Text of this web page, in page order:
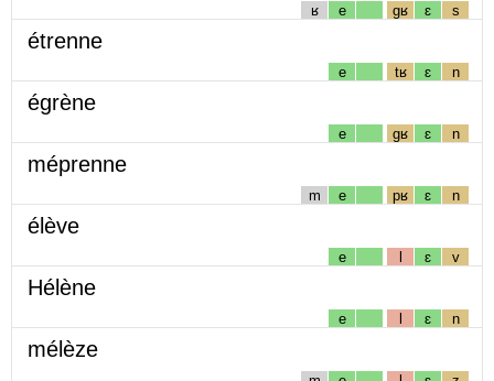
ʁ e gʁ ɛ s
étrenne
e tʁ ɛ n
égrène
e gʁ ɛ n
méprenne
m e pʁ ɛ n
élève
e l ɛ v
Hélène
e l ɛ n
mélèze